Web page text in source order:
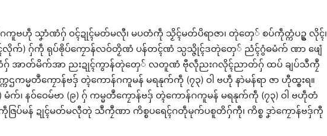
ရုဲစှ်
ပရိုၚ်လက္ကရဴအိုတ်
🏛 လညာတ်ပါ်ပဲါ
ဂကူဗဟဵု သၞာံဏံဂှ် ဝၚ်ဍုၚ်မတ်မလီု၊ မပတံကဵု သၟိၚ်မတ်ပိရာဇာ၊ တုဲတှေ် စပ်ကဵုတ္ကံပဥ္စ လိုၚ်၊
လိုက်) ဂှ်ကဵု ရုပ်ၜိုပ်ကၠောန်လဝ်တၟိဏံ ပန်တၚ်ဏံ သ္ပသ္ဇိုၚ်ဒတုဲတှေ် ညံၚ်ဂွံဓမံက် ဏာ ဖျေံ
ဏံဂှ် အာတ်မိက်အာ ညးဍုၚ်ကွာန်တုဲတှေ် လတူဏံ ဗီုလဵုညးဂလိုၚ်ညာတ်ဂှ် ထပ် ချပ်သဳကၠဳ
ဌကမ္မတဳကၠောန်ဗဒှ် တ္ၚဲကောန်ဂကူမန် မရနုက်ကဵု (၇၃) ဝါ ဗဟဵု နာဲမန်ရာ ဇာ ဟီုထ္ၜးရ။
နဝ်ဝေမ်ဗာ (၉) ဂှ် ကမ္မတဳကၠောန်ဗဒှ် တ္ၚဲကောန်ဂကူမန် မရနုက်ကဵု (၇၃) ဝါ ဗဟဵုတံ
ဍဲကဵုဇြပ်မန် ဍုၚ်မတ်မလီုတုဲ သဳကၠဳဏာ ကိစ္စပရေၚ်ဂတဵုမုက်ပစူတိဂှ်ကီု၊ ကိစ္စ ဒၞာဲကၠောန်ဗဒှ်ကီု